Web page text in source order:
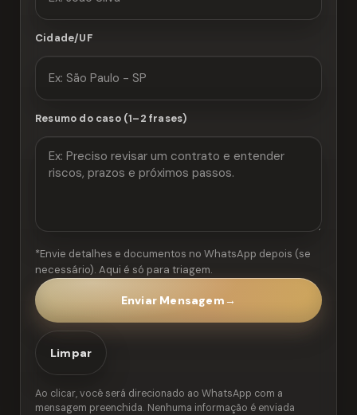
Cidade/UF
Resumo do caso (1–2 frases)
*Envie detalhes e documentos no WhatsApp depois (se
necessário). Aqui é só para triagem.
Enviar Mensagem →
Limpar
Ao clicar, você será direcionado ao WhatsApp com a
mensagem preenchida. Nenhuma informação é enviada